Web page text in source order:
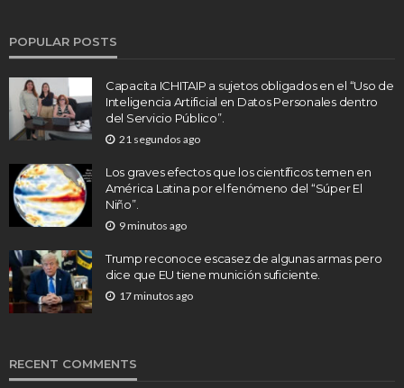
POPULAR POSTS
Capacita ICHITAIP a sujetos obligados en el “Uso de
Inteligencia Artificial en Datos Personales dentro
del Servicio Público”.
21 segundos ago
Los graves efectos que los científicos temen en
América Latina por el fenómeno del “Súper El
Niño”.
9 minutos ago
Trump reconoce escasez de algunas armas pero
dice que EU tiene munición suficiente.
17 minutos ago
RECENT COMMENTS